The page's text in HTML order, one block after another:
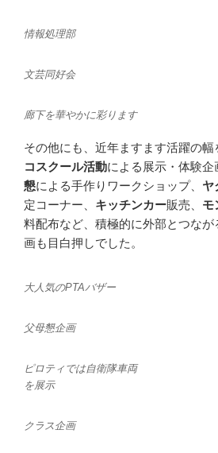
情報処理部
文芸同好会
廊下を華やかに彩ります
その他にも、近年ますます活躍の幅
コスクール活動による展示・体験企
懇による手作りワークショップ、 ヤ
定コーナー、 キッチンカー販売、 モ
料配布など、積極的に外部とつな
画も目白押しでした。
大人気のPTAバザー
父母懇企画
ピロティでは自衛隊車両
を展示
クラス企画